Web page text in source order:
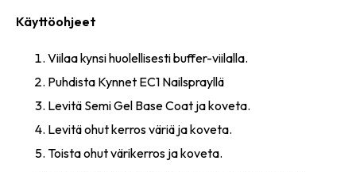
Käyttöohjeet
Viilaa kynsi huolellisesti buffer-viilalla.
Puhdista Kynnet EC1 Nailsprayllä
Levitä Semi Gel Base Coat ja koveta.
Levitä ohut kerros väriä ja koveta.
Toista ohut värikerros ja koveta.